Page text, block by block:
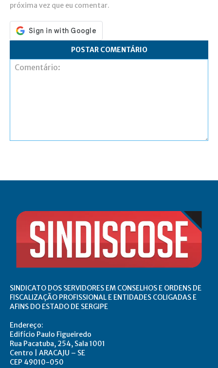
próxima vez que eu comentar.
SINDICATO DOS SERVIDORES EM CONSELHOS E ORDENS DE
FISCALIZAÇÃO PROFISSIONAL E ENTIDADES COLIGADAS E
AFINS DO ESTADO DE SERGIPE
Endereço:
Edifício Paulo Figueiredo
Rua Pacatuba, 254, Sala 1001
Centro | ARACAJU – SE
CEP 49010-050